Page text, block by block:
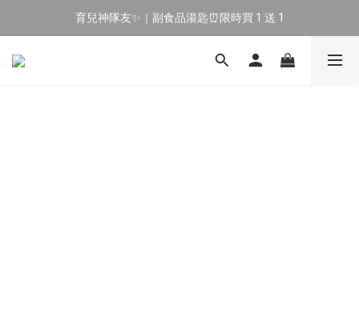
🔥 新會員專屬｜首購現折 $100！🔥
育兒神隊友✨｜副食品湯匙⏰限時買 1 送 1
🔥 新會員專屬｜首購現折 $100！🔥